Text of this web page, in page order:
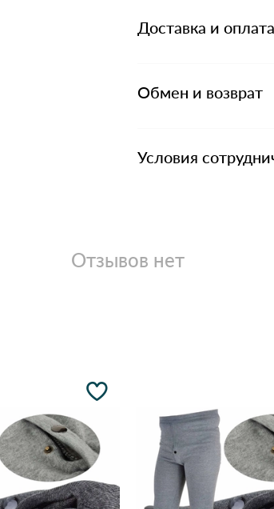
Доставка и оплата
Обмен и возврат
Условия
Отзывов нет